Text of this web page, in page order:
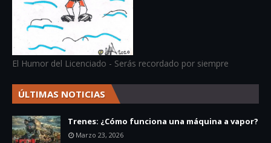
El Humor del Licenciado - Serás recordado por siempre
ÚLTIMAS NOTICIAS
Trenes: ¿Cómo funciona una máquina a vapor?
Marzo 23, 2026